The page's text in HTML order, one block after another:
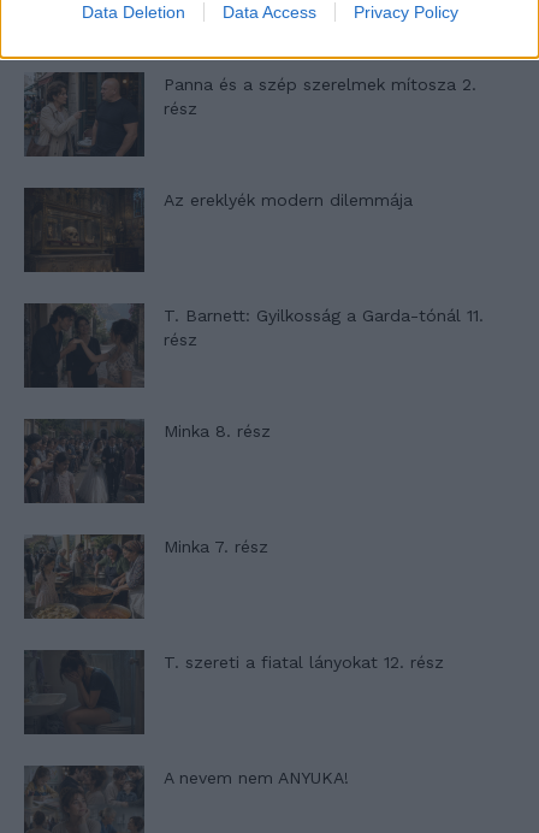
Data Deletion Data Access Privacy Policy
Panna és a szép szerelmek mítosza 2.
rész
Az ereklyék modern dilemmája
T. Barnett: Gyilkosság a Garda-tónál 11.
rész
Minka 8. rész
Minka 7. rész
T. szereti a fiatal lányokat 12. rész
A nevem nem ANYUKA!